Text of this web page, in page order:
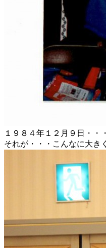
１９８４年１２月９日・
それが・・・こんなに大き